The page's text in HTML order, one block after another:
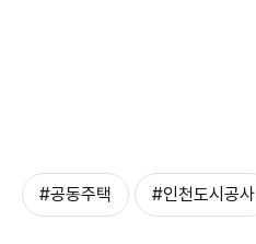
#공동주택 #인천도시공사